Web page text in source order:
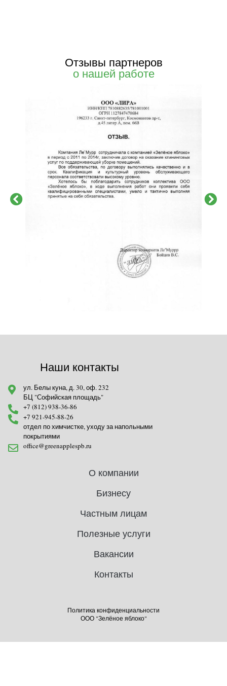
Отзывы партнеров
о нашей работе
О компании
Бизнесу
Частным лицам
Полезные услуги
Вакансии
Контакты
Наши контакты
ул. Белы куна, д. 30, оф. 232
БЦ "Софийская площадь"
+7 (812) 938-36-86
+7 921-945-88-26
отдел по химчистке, уходу за напольными
покрытиями
office@greenapplespb.ru
Политика конфиденциальности
ООО "Зелёное яблоко"